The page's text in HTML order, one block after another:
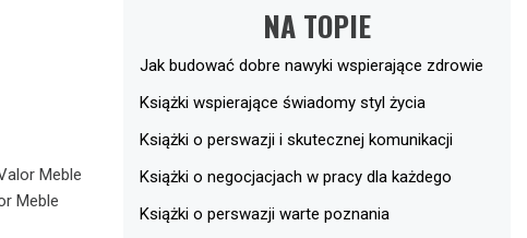
Meble
Meble
NA TOPIE
Jak budować dobre nawyki wspierające zdrowie
Książki wspierające świadomy styl życia
Książki o perswazji i skutecznej komunikacji
Książki o negocjacjach w pracy dla każdego
Książki o perswazji warte poznania